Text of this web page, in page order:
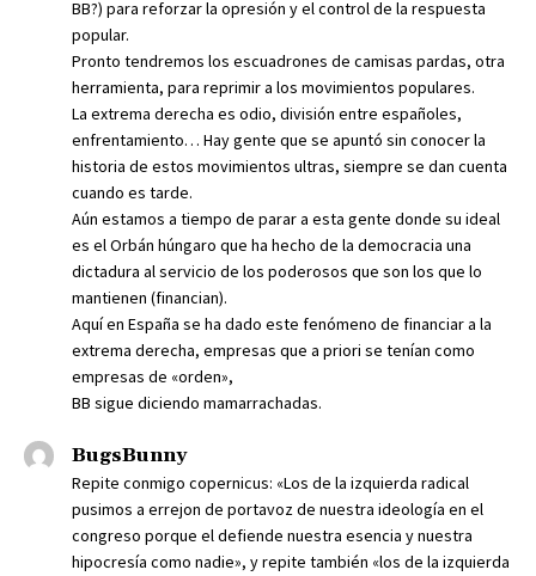
BB?) para reforzar la opresión y el control de la respuesta
popular.
Pronto tendremos los escuadrones de camisas pardas, otra
herramienta, para reprimir a los movimientos populares.
La extrema derecha es odio, división entre españoles,
enfrentamiento… Hay gente que se apuntó sin conocer la
historia de estos movimientos ultras, siempre se dan cuenta
cuando es tarde.
Aún estamos a tiempo de parar a esta gente donde su ideal
es el Orbán húngaro que ha hecho de la democracia una
dictadura al servicio de los poderosos que son los que lo
mantienen (financian).
Aquí en España se ha dado este fenómeno de financiar a la
extrema derecha, empresas que a priori se tenían como
empresas de «orden»,
BB sigue diciendo mamarrachadas.
BugsBunny
Repite conmigo copernicus: «Los de la izquierda radical
pusimos a errejon de portavoz de nuestra ideología en el
congreso porque el defiende nuestra esencia y nuestra
hipocresía como nadie», y repite también «los de la izquierda